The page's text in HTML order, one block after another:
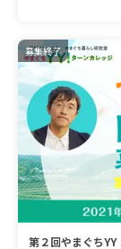
募集終了
第２回やまぐち